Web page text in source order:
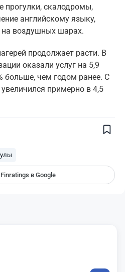
прогулки, скалодромы,
английскому языку,
воздушных шарах.
продолжает расти. В
оказали услуг на 5,9
больше, чем годом ранее. С
примерно в 4,5
в Google
вам